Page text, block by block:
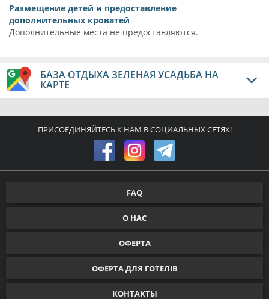
Размещение детей и предоставление
дополнительных кроватей
Дополнительные места не предоставляются.
БАЗА ОТДЫХА ЗЕЛЕНАЯ УСАДЬБА НА
КАРТЕ
ПРИСОЕДИНЯЙТЕСЬ К НАМ В СОЦИАЛЬНЫХ СЕТЯХ!
FAQ
О НАС
ОФЕРТА
ОФЕРТА ДЛЯ ГОТЕЛІВ
КОНТАКТЫ